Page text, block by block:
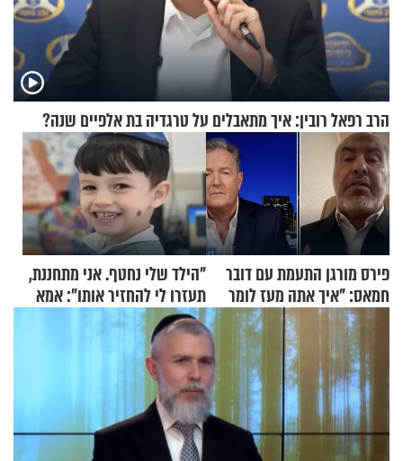
הרב רפאל רובין: איך מתאבלים על טרגדיה בת אלפיים שנה?
פירס מורגן התעמת עם דובר
חמאס: "איך אתה מעז לומר
שלא ביצעתם פשעי מלחמה?!"
"הילד שלי נחטף. אני מתחננת,
תעזרו לי להחזיר אותו": אמא
של יובל בן ה-4 בריאיון דומע